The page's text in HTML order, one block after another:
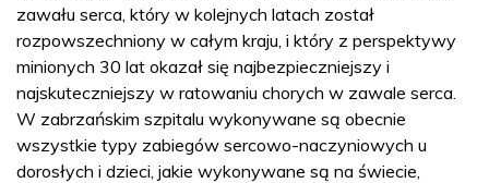
zawału serca, który w kolejnych latach został
rozpowszechniony w całym kraju, i który z perspektywy
minionych 30 lat okazał się najbezpieczniejszy i
najskuteczniejszy w ratowaniu chorych w zawale serca.
W zabrzańskim szpitalu wykonywane są obecnie
wszystkie typy zabiegów sercowo-naczyniowych u
dorosłych i dzieci, jakie wykonywane są na świecie,